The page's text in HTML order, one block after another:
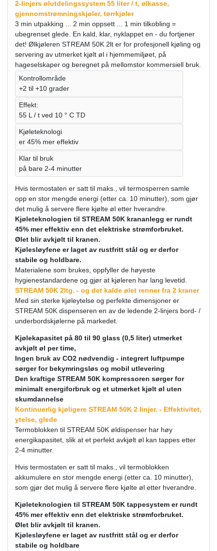
2-linjers ølutdelingssystem 55 liter / t, ølkasse,
gjennomstrømningskjøler, tørrkjøler
3 min utpakking ... 2 min oppsett ... 1 min tilkobling =
ubegrenset glede. En kald, klar, nyklappet en - du fortjener
det! Ølkjøleren STREAM 50K 2lt er for profesjonell kjøling og
servering av utmerket kjølt øl i hjemmemiljøet, på
hageselskaper og beregnet på mellomstor kommersiell bruk.
Kontrollområde
+2 til +10 grader
Effekt:
55 L / t ved 10 ° C TD
Kjøleteknologi
er 45% mer effektiv
Klar til bruk
på bare 2-4 minutter
Hvis termostaten er satt til maks., vil termosperren samle
opp en stor mengde energi (etter ca. 10 minutter), som gjør
det mulig å servere flere kjølte øl etter hverandre.
Kjøleteknologien til STREAM 50K krananlegg er rundt
45% mer effektiv enn det elektriske strømforbruket.
Ølet blir avkjølt til kranen.
Kjølesløyfene er laget av rustfritt stål og er derfor
stabile og holdbare.
Materialene som brukes, oppfyller de høyeste
hygienestandardene og gjør at kjøleren har lang levetid.
STREAM 50K 2ltg. - og det kalde ølet renner fra 2 kraner
Med sin sterke kjøleytelse og perfekte dimensjoner er
STREAM 50K dispenseren en av de ledende 2-linjers bord- /
underbordskjølerne på markedet.
Kjølekapasitet på 80 til 90 glass (0,5 liter) utmerket
avkjølt øl per time,
Ingen bruk av CO2 nødvendig - integrert luftpumpe
sørger for bekymringsløs og mobil utlevering
Den kraftige STREAM 50K kompressoren sørger for
minimalt energiforbruk og et utmerket kjølt øl uten
skumdannelse
Kontinuerlig kjøligere STREAM 50K 2 linjer. - Effektivitet,
ytelse, glede
Termoblokken til STREAM 50K øldispenser har høy
energikapasitet, slik at et perfekt avkjølt øl kan tappes etter
2-4 minutter.
Hvis termostaten er satt til maks., vil termoblokken
akkumulere en stor mengde energi (etter ca. 10 minutter),
som gjør det mulig å servere flere kjølte øl etter hverandre.
Kjøleteknologien til STREAM 50K tappesystem er rundt
45% mer effektiv enn det elektriske strømforbruket.
Ølet blir avkjølt til kranen.
Kjølesløyfene er laget av rustfritt stål og er derfor
stabile og holdbare